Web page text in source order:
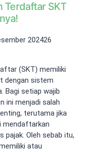
Terdaftar SKT
202426
(SKT) memiliki
dengan sistem
Bagi setiap wajib
ini menjadi salah
terutama jika
mendaftarkan
Oleh sebab itu,
atau